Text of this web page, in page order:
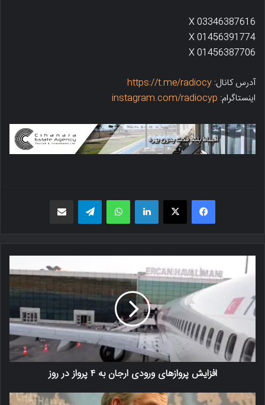
X 03346387616
X 01456391774
X 01456387706
آدرس کانال: https://t.me/radiocy
اینستاگرام: instagram.com/radiocyp
فیسبوک X لینکدین واتس اپ تلگرام
افزایش پروازهای ورودی ارجان به ۴ پرواز در روز